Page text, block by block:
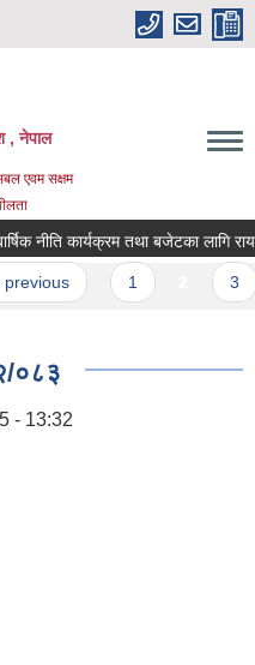
, नेपाल
एवम सक्षम
नीति कार्यक्रम तथा बजेटका लागि राय
०८३
- 13:32